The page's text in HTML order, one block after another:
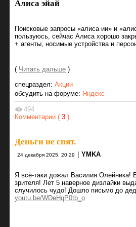
Алиса эйай
Поисковые запросы «алиса ии» и
пользуюсь, сейчас Алиса хорошо
+ агенты, носимые устройства и
( Читать дальше )
спецраздел: Акции
обсудить на форуме: Яндекс
494
Комментарии ( 3 )
Деньги не спят.
24 декабря 2025, 20:29 | YMKA
Я всё-таки дожал Василия Олейника!
зрителя! Лет 5 наверное дизлайки
случилось чудо! Дошло письмо до
youtu.be/WDeHqP0tb_o